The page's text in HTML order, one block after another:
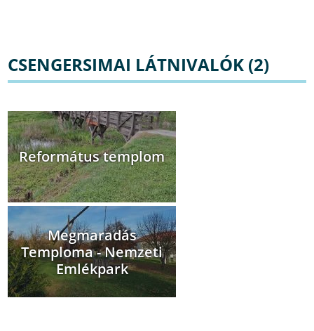
CSENGERSIMAI LÁTNIVALÓK (2)
Református templom
Megmaradás
Temploma - Nemzeti
Emlékpark